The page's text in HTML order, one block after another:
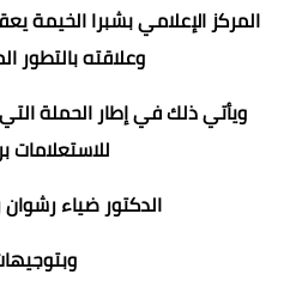
المركز الإعلامي بشبرا الخيمة
وعلاقته بالتطور
ويأتي ذلك في إطار الحملة
للاستعلامات
الدكتور ضياء